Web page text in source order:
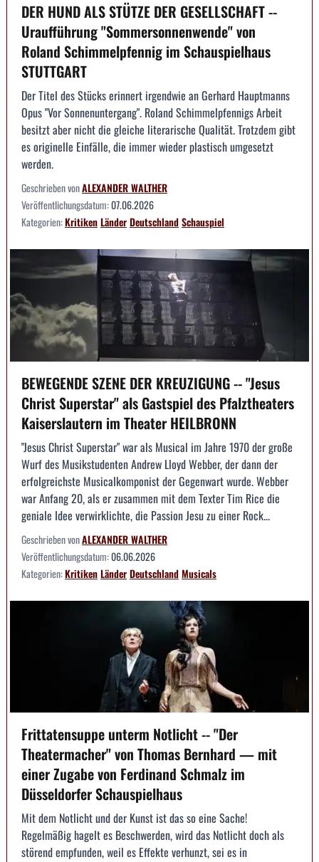
DER HUND ALS STÜTZE DER GESELLSCHAFT --
Uraufführung "Sommersonnenwende" von
Roland Schimmelpfennig im Schauspielhaus
STUTTGART
Der Titel des Stücks erinnert irgendwie an Gerhard Hauptmanns
Opus "Vor Sonnenuntergang". Roland Schimmelpfennigs Arbeit
besitzt aber nicht die gleiche literarische Qualität. Trotzdem gibt
es originelle Einfälle, die immer wieder plastisch umgesetzt
werden.
Geschrieben vonALEXANDER WALTHER
Veröffentlichungsdatum:07.06.2026
Kategorien:KritikenLänderDeutschlandSchauspiel
BEWEGENDE SZENE DER KREUZIGUNG -- "Jesus
Christ Superstar" als Gastspiel des Pfalztheaters
Kaiserslautern im Theater HEILBRONN
"Jesus Christ Superstar" war als Musical im Jahre 1970 der große
Wurf des Musikstudenten Andrew Lloyd Webber, der dann der
erfolgreichste Musicalkomponist der Gegenwart wurde. Webber
war Anfang 20, als er zusammen mit dem Texter Tim Rice die
geniale Idee verwirklichte, die Passion Jesu zu einer Rock...
Geschrieben vonALEXANDER WALTHER
Veröffentlichungsdatum:06.06.2026
Kategorien:KritikenLänderDeutschlandMusicals
Frittatensuppe unterm Notlicht -- "Der
Theatermacher" von Thomas Bernhard — mit
einer Zugabe von Ferdinand Schmalz im
Düsseldorfer Schauspielhaus
Mit dem Notlicht und der Kunst ist das so eine Sache!
Regelmäßig hagelt es Beschwerden, wird das Notlicht doch als
störend empfunden, weil es Effekte verhunzt, sei es in